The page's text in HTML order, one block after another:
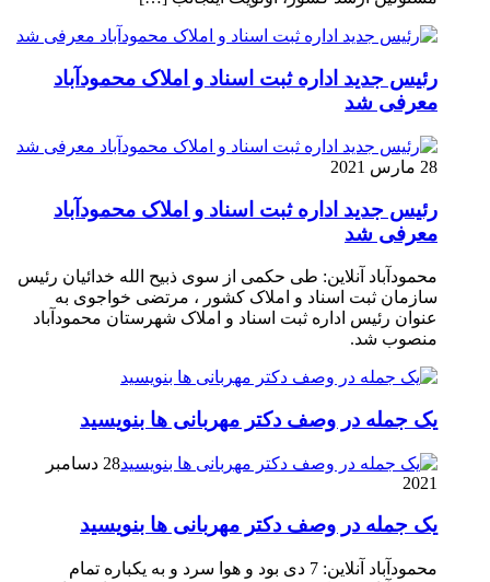
رئیس جدید اداره ثبت اسناد و املاک محمودآباد
معرفی شد
28 مارس 2021
رئیس جدید اداره ثبت اسناد و املاک محمودآباد
معرفی شد
محمودآباد آنلاین: طی حکمی از سوی ذبیح الله خدائیان رئیس
سازمان ثبت اسناد و املاک کشور ، مرتضی خواجوی به
عنوان رئیس اداره ثبت اسناد و املاک شهرستان محمودآباد
منصوب شد.
یک جمله در وصف دکتر مهربانی ها بنویسید
28 دسامبر
2021
یک جمله در وصف دکتر مهربانی ها بنویسید
محمودآباد آنلاین: 7 دی بود و هوا سرد و به یکباره تمام